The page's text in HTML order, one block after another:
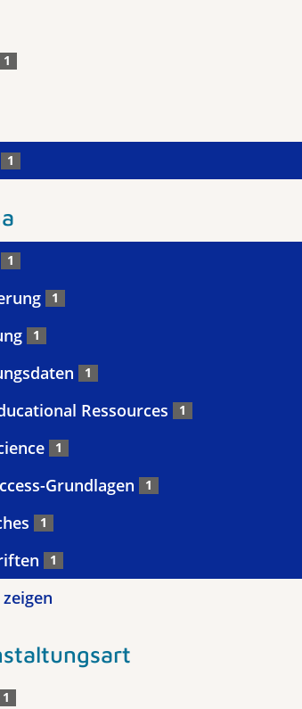
1
1
1
1
1
1
Ressources 1
1
Grundlagen 1
1
1
1